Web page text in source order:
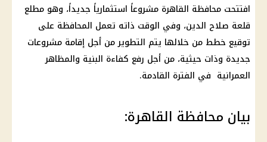
افتتحت محافظة القاهرة مشروعاً استثمارياً جديداً، وهو مطلع
قلعة صلاح الدين، وفي الوقت ذاته تعمل المحافظة على
توقيع خطط من خلالها يتم التطوير من أجل إقامة مشروعات
جديدة وذات حيثية، من أجل رفع كفاءة البنية والمظاهر
العمرانية في الفترة القادمة.
بيان محافظة القاهرة: